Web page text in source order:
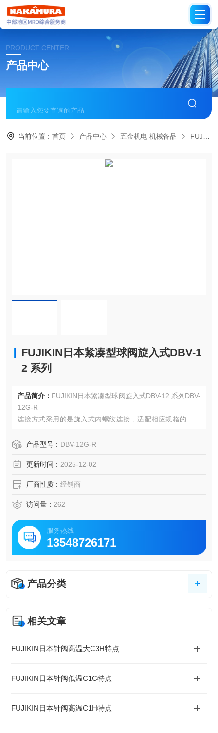
PRODUCT CENTER
产品中心
当前位置：首页 产品中心 五金机电 机械备品 FUJIKIN日本
FUJIKIN日本紧凑型球阀旋入式DBV-1
2 系列
产品简介： FUJIKIN日本紧凑型球阀旋入式DBV-12 系列DBV-
12G-R
连接方式采用的是旋入式内螺纹连接，适配相应规格的内螺
许与同系列的 DBV-12B-BU-R 一致，标称螺纹尺寸为 Rc1/
产品型号： DBV-12G-R
更新时间： 2025-12-02
厂商性质： 经销商
访问量： 262
服务热线
13548726171
产品分类
相关文章
FUJIKIN日本针阀高温大C3H特点
FUJIKIN日本针阀低温C1C特点
FUJIKIN日本针阀高温C1H特点